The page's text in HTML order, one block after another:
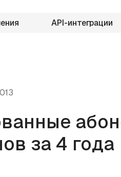
API-интеграции
за 4 года